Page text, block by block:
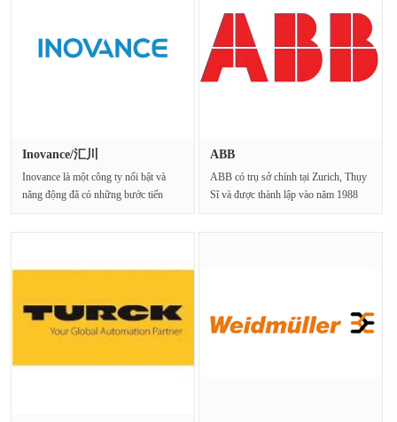
Inovance/汇川
Inovance là một công ty nổi bật và
năng động đã có những bước tiến
ABB
ABB có trụ sở chính tại Zurich, Thụy
Sĩ và được thành lập vào năm 1988